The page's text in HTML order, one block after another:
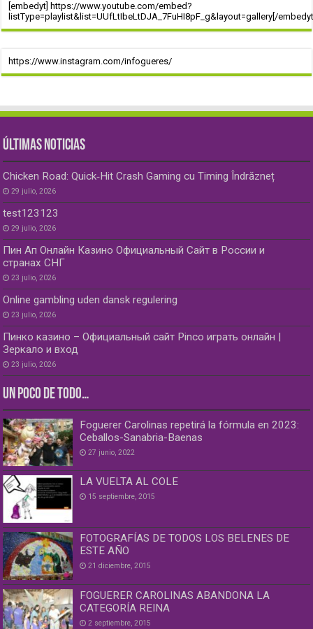
[embedyt] https://www.youtube.com/embed?
listType=playlist&list=UUfLtIbeLtDJA_7FuHI8pF_g&layout=gallery[/
https://www.instagram.com/infogueres/
ÚLTIMAS NOTICIAS
Chicken Road: Quick‑Hit Crash Gaming cu Timing Îndrăzneț
29 julio, 2026
test123123
29 julio, 2026
Пин Ап Онлайн Казино Официальный Сайт в России и
странах СНГ
23 julio, 2026
Online gambling uden dansk regulering
23 julio, 2026
Пинко казино – Официальный сайт Pinco играть онлайн |
Зеркало и вход
23 julio, 2026
UN POCO DE TODO…
Foguerer Carolinas repetirá la fórmula en 2023:
Ceballos-Sanabria-Baenas
27 junio, 2022
LA VUELTA AL COLE
15 septiembre, 2015
FOTOGRAFÍAS DE TODOS LOS BELENES DE
ESTE AÑO
21 diciembre, 2015
FOGUERER CAROLINAS ABANDONA LA
CATEGORÍA REINA
2 septiembre, 2015